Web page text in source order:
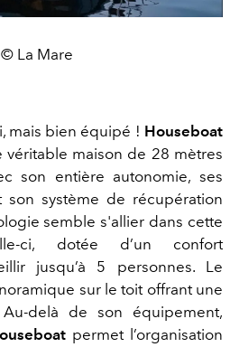
© La Mare
mais bien équipé ! Houseboat
véritable maison de 28 mètres
son entière autonomie, ses
son système de récupération
semble s'allier dans cette
ci, dotée d’un confort
jusqu’à 5 personnes. Le
sur le toit offrant une
delà de son équipement,
permet l’organisation